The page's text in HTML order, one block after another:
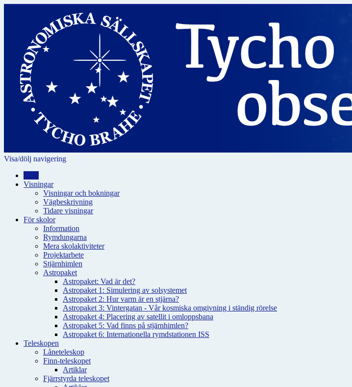
Visa/dölj navigering
Visningar
Visningar och bokningar
Vägbeskrivning
Tidare visningar
För skolor
Information
Rymdungarna
Mera skolaktiviteter
Projektarbete
Stjärnhimlen
Astropaket
Astropaket: Vad är det?
Astropaket 1: Simulering av solsystemet
Astropaket 2: Hur varm är en stjärna?
Astropaket 3: Vintergatan - Vår kosmiska omgivning i ständig rörelse
Astropaket 4: Placering av satellit i omloppsbana
Astropaket 5: Vad finns på stjärnhimlen?
Astropaket 6: Internationella rymdstationen ISS
Teleskopen
Låneteleskop
Finn-teleskopet
Artiklar
Fjärrstyrda teleskopet